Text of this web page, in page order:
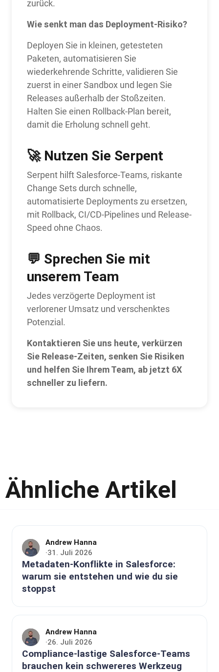
zurück.
Wie senkt man das Deployment-Risiko?
Deployen Sie in kleinen, getesteten
Paketen, automatisieren Sie
wiederkehrende Schritte, validieren Sie
zuerst in einer Sandbox und legen Sie
Releases außerhalb der Stoßzeiten.
Halten Sie einen Rollback-Plan bereit,
damit die Erholung schnell geht.
🚀 Nutzen Sie Serpent
Serpent hilft Salesforce-Teams, riskante
Change Sets durch schnelle,
automatisierte Deployments zu ersetzen,
mit Rollback, CI/CD-Pipelines und Release-
Speed ohne Chaos.
💬 Sprechen Sie mit
unserem Team
Jedes verzögerte Deployment ist
verlorener Umsatz und verschenktes
Potenzial.
Kontaktieren Sie uns heute, verkürzen
Sie Release-Zeiten, senken Sie Risiken
und helfen Sie Ihrem Team, ab jetzt 6X
schneller zu liefern.
Ähnliche Artikel
Andrew Hanna
·31. Juli 2026
Metadaten-Konflikte in Salesforce:
warum sie entstehen und wie du sie
stoppst
Andrew Hanna
·26. Juli 2026
Compliance-lastige Salesforce-Teams
brauchen kein schwereres Werkzeug